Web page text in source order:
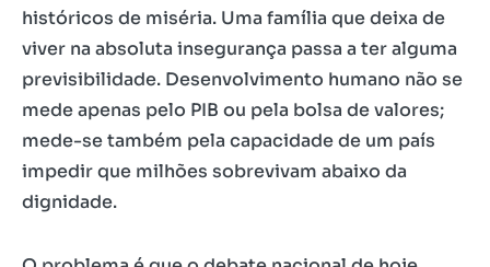
históricos de miséria. Uma família que deixa de
viver na absoluta insegurança passa a ter alguma
previsibilidade. Desenvolvimento humano não se
mede apenas pelo PIB ou pela bolsa de valores;
mede-se também pela capacidade de um país
impedir que milhões sobrevivam abaixo da
dignidade.